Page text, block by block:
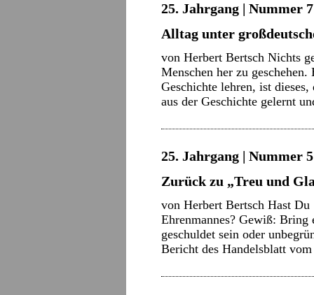
25. Jahrgang | Nummer
Alltag unter
von Herbert Bertsch Nichts
Menschen her zu
Geschichte lehren, ist
aus der Geschichte gelernt
25. Jahrgang | Nummer
Zurück zu „Treu und
von Herbert Bertsch Hast Du
Ehrenmannes? Gewiß:
geschuldet sein oder
Bericht des Handelsblatt